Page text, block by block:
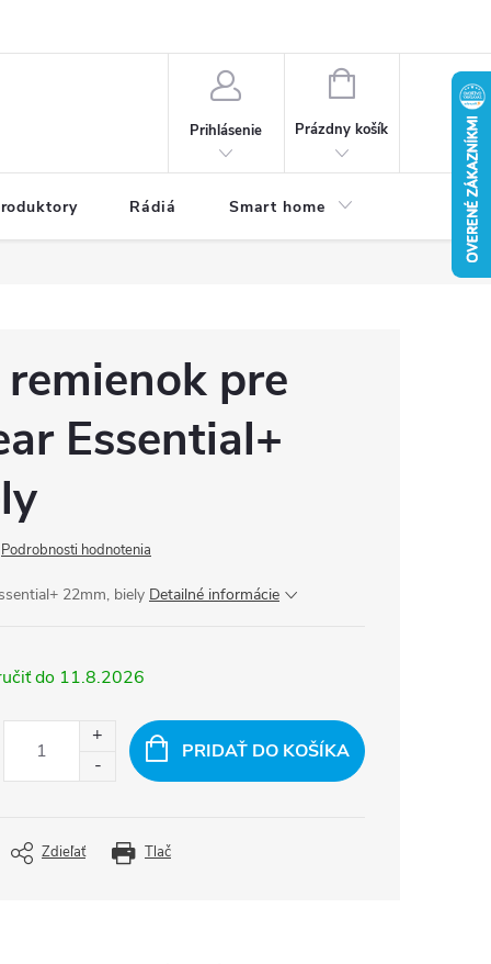
osobných údajov
Prihlásenie
NÁKUPNÝ
Prázdny košík
Rádiá Smart home Kamery
pre
Essential+
Podrobnosti hodnotenia
22mm, biely Detailné informácie
11.8.2026
PRIDAŤ DO KOŠÍKA
Tlač
Zdieľať